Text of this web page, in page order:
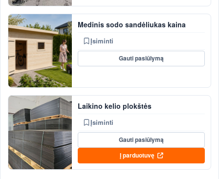
Medinis sodo sandėliukas kaina
Įsiminti
Gauti pasiūlymą
Laikino kelio plokštės
Įsiminti
Gauti pasiūlymą
Į parduotuvę